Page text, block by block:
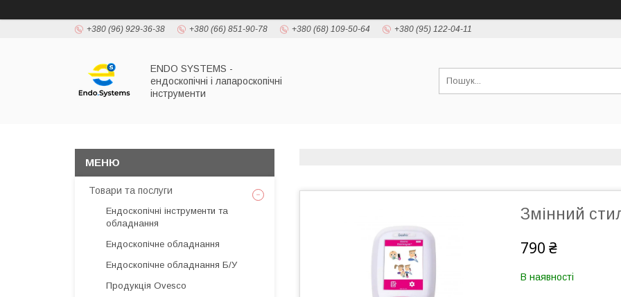
+380 (96) 929-36-38 +380 (66) 851-90-78 +380 (68) 109-50-64 +380 (95) 122-04-11
ENDO SYSTEMS -
ендоскопічні і лапароскопічні
інструменти
Змінний
790 ₴
В наявності
Товари та послуги
Ендоскопічні інструменти та
обладнання
Ендоскопічне обладнання
Ендоскопічне обладнання Б/У
Продукція Ovesco